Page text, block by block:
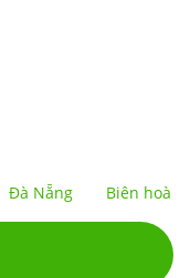
Đà Nẵng Biên hoà